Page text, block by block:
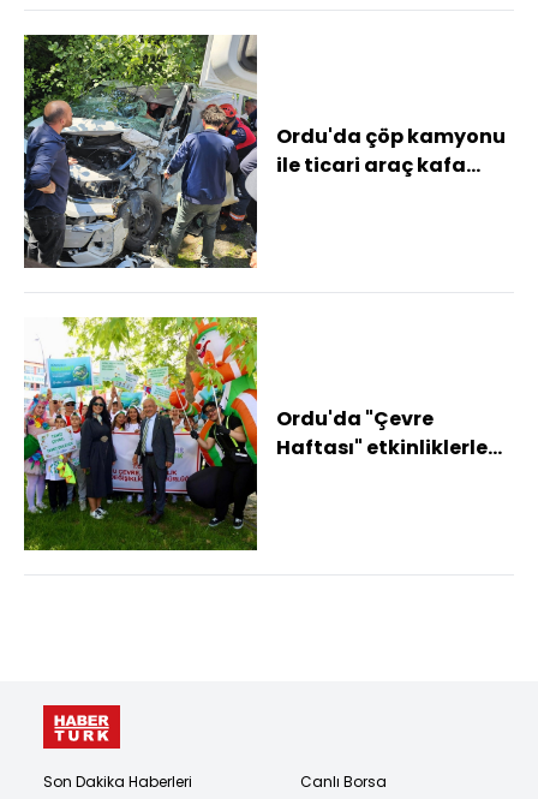
Ordu'da çöp kamyonu
ile ticari araç kafa
Ordu'da "Çevre
Haftası" etkinliklerle
Son Dakika Haberleri
Canlı Borsa